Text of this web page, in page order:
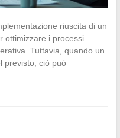
riuscita di un
ottimizzare i processi
Tuttavia, quando un
previsto, ciò può